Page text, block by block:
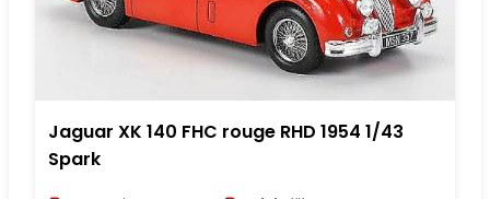
Jaguar XK 140 FHC rouge RHD 1954 1/43
Spark